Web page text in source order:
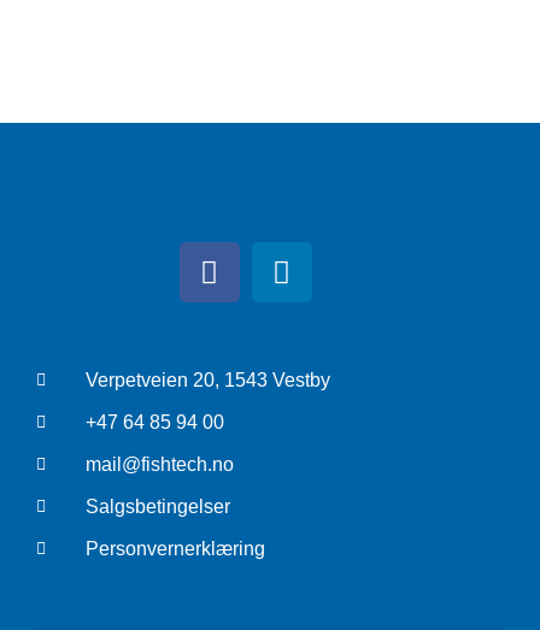
Verpetveien 20, 1543 Vestby
+47 64 85 94 00
mail@fishtech.no
Salgsbetingelser
Personvernerklæring